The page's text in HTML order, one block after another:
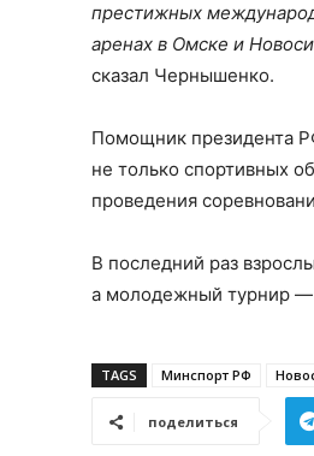
престижных
аренах в Омске и
сказал Чернышенко.
Помощник президента
не только спортивных
проведения
В последний раз
а молодежный турнир —
TAGS Минспорт РФ
поделиться